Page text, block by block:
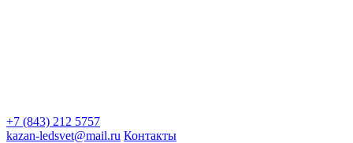
+7 (843) 212 5757
kazan-ledsvet@mail.ru Контакты